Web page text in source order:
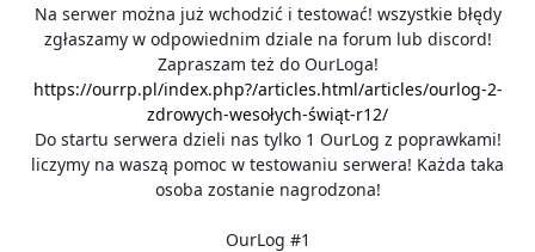
Na serwer można już wchodzić i testować! wszystkie błędy
zgłaszamy w odpowiednim dziale na forum lub discord!
Zapraszam też do OurLoga!
https://ourrp.pl/index.php?/articles.html/articles/ourlog-2-
zdrowych-wesołych-świąt-r12/
Do startu serwera dzieli nas tylko 1 OurLog z poprawkami!
liczymy na waszą pomoc w testowaniu serwera! Każda taka
osoba zostanie nagrodzona!
OurLog #1